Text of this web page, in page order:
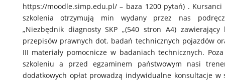
https://moodle.simp.edu.pl/ – baza 1200 pytań) . Kursanci
szkolenia otrzymują min wydany przez nas
„Niezbędnik diagnosty SKP „(540 stron A4) zawierający
przepisów prawnych dot. badań technicznych pojazdów
III materiały pomocnicze w badaniach technicznych.
szkoleniu a przed egzaminem państwowym nasi
dodatkowych opłat prowadzą indywidualne konsultacje w